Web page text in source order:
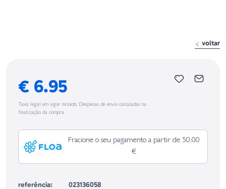
voltar
€ 6.95
Taxa legal em vigor incluído. Despesas de envio calculadas na
finalização da compra.
Fracione o seu pagamento a partir de 50,00
€
referência:
023136058